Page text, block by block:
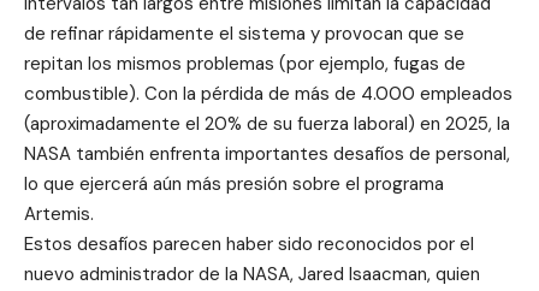
de refinar rápidamente el sistema y provocan que se
repitan los mismos problemas (por ejemplo, fugas de
combustible). Con la pérdida de más de 4.000 empleados
(aproximadamente el 20% de su fuerza laboral) en 2025, la
NASA también enfrenta importantes desafíos de personal,
lo que ejercerá aún más presión sobre el programa
Artemis.
Estos desafíos parecen haber sido reconocidos por el
nuevo administrador de la NASA, Jared Isaacman, quien